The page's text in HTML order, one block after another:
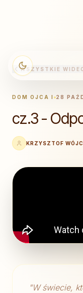
WSZYSTKIE
DOM OJCA I 28
cz.3 -
KRZYSZTOF
"W świecie,